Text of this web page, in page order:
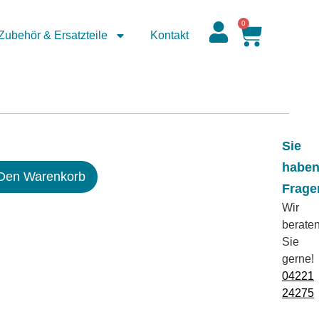
& Ersatzteile Kontakt
0
Warenkorb
Sie
haben
Wir
Sie
gerne!
04221
24275